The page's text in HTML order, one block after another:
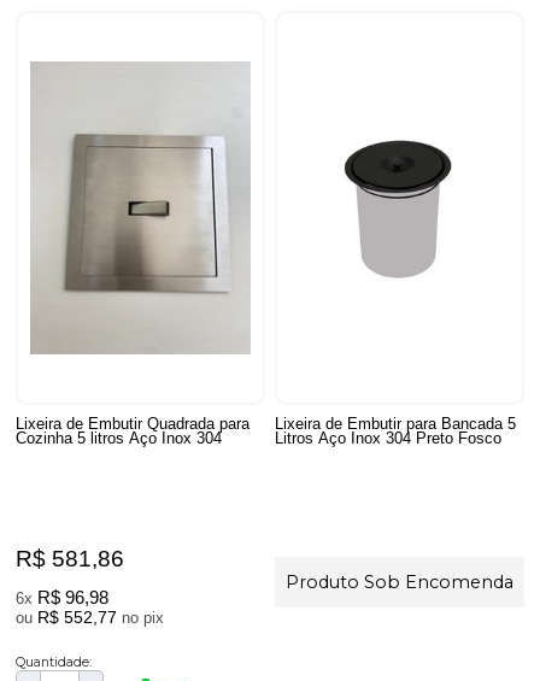
Lixeira de Embutir Quadrada para
Cozinha 5 litros Aço Inox 304
R$ 581,86
6x R$ 96,98
ou R$ 552,77 no pix
Quantidade:
Lixeira de Embutir para Bancada 5
Litros Aço Inox 304 Preto Fosco
Produto Sob Encomenda